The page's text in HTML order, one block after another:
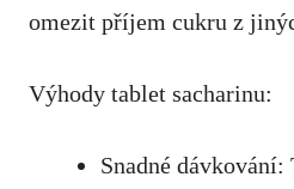
omezit příjem ⁣cukru z‌
Výhody tablet sacharinu:
Snadné dávkování: